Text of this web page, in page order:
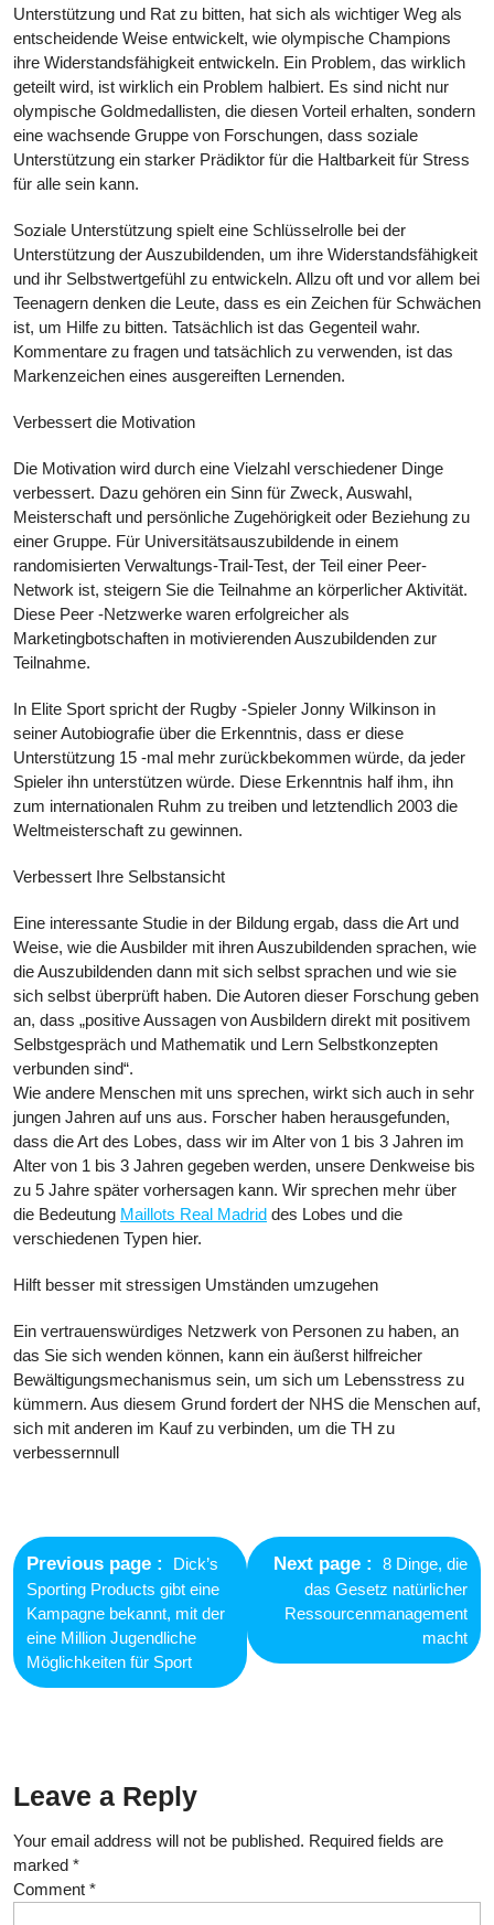
Unterstützung und Rat zu bitten, hat sich als wichtiger Weg als
entscheidende Weise entwickelt, wie olympische Champions
ihre Widerstandsfähigkeit entwickeln. Ein Problem, das wirklich
geteilt wird, ist wirklich ein Problem halbiert. Es sind nicht nur
olympische Goldmedallisten, die diesen Vorteil erhalten, sondern
eine wachsende Gruppe von Forschungen, dass soziale
Unterstützung ein starker Prädiktor für die Haltbarkeit für Stress
für alle sein kann.
Soziale Unterstützung spielt eine Schlüsselrolle bei der
Unterstützung der Auszubildenden, um ihre Widerstandsfähigkeit
und ihr Selbstwertgefühl zu entwickeln. Allzu oft und vor allem bei
Teenagern denken die Leute, dass es ein Zeichen für Schwächen
ist, um Hilfe zu bitten. Tatsächlich ist das Gegenteil wahr.
Kommentare zu fragen und tatsächlich zu verwenden, ist das
Markenzeichen eines ausgereiften Lernenden.
Verbessert die Motivation
Die Motivation wird durch eine Vielzahl verschiedener Dinge
verbessert. Dazu gehören ein Sinn für Zweck, Auswahl,
Meisterschaft und persönliche Zugehörigkeit oder Beziehung zu
einer Gruppe. Für Universitätsauszubildende in einem
randomisierten Verwaltungs-Trail-Test, der Teil einer Peer-
Network ist, steigern Sie die Teilnahme an körperlicher Aktivität.
Diese Peer -Netzwerke waren erfolgreicher als
Marketingbotschaften in motivierenden Auszubildenden zur
Teilnahme.
In Elite Sport spricht der Rugby -Spieler Jonny Wilkinson in
seiner Autobiografie über die Erkenntnis, dass er diese
Unterstützung 15 -mal mehr zurückbekommen würde, da jeder
Spieler ihn unterstützen würde. Diese Erkenntnis half ihm, ihn
zum internationalen Ruhm zu treiben und letztendlich 2003 die
Weltmeisterschaft zu gewinnen.
Verbessert Ihre Selbstansicht
Eine interessante Studie in der Bildung ergab, dass die Art und
Weise, wie die Ausbilder mit ihren Auszubildenden sprachen, wie
die Auszubildenden dann mit sich selbst sprachen und wie sie
sich selbst überprüft haben. Die Autoren dieser Forschung geben
an, dass „positive Aussagen von Ausbildern direkt mit positivem
Selbstgespräch und Mathematik und Lern ​​Selbstkonzepten
verbunden sind“.
Wie andere Menschen mit uns sprechen, wirkt sich auch in sehr
jungen Jahren auf uns aus. Forscher haben herausgefunden,
dass die Art des Lobes, dass wir im Alter von 1 bis 3 Jahren im
Alter von 1 bis 3 Jahren gegeben werden, unsere Denkweise bis
zu 5 Jahre später vorhersagen kann. Wir sprechen mehr über
die Bedeutung Maillots Real Madrid des Lobes und die
verschiedenen Typen hier.
Hilft besser mit stressigen Umständen umzugehen
Ein vertrauenswürdiges Netzwerk von Personen zu haben, an
das Sie sich wenden können, kann ein äußerst hilfreicher
Bewältigungsmechanismus sein, um sich um Lebensstress zu
kümmern. Aus diesem Grund fordert der NHS die Menschen auf,
sich mit anderen im Kauf zu verbinden, um die TH zu
verbessernnull
navigation
Previous page
Previous
post:
Dick’s
Sporting Products gibt eine
Kampagne bekannt, mit der
eine Million Jugendliche
Möglichkeiten für Sport
Next page
Next
post:
8 Dinge, die
das Gesetz natürlicher
Ressourcenmanagement
macht
Leave a Reply
Your email address will not be published. Required fields are
marked *
Comment *